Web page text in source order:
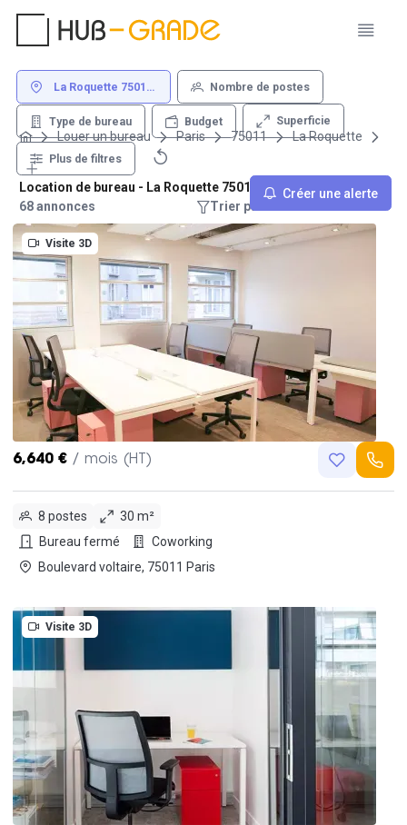
La Roquette 75011
Nombre de postes
Type de bureau Budget Superficie
Plus de filtres
Créer une alerte
Louer un bureau Paris 75011 La Roquette
Location de bureau - La Roquette 75011 Paris
68 annonces
Trier par : Recommandations
Visite 3D
6,640 € / mois (HT)
8 postes
30 m²
Bureau fermé
Coworking
Boulevard voltaire, 75011 Paris
Visite 3D